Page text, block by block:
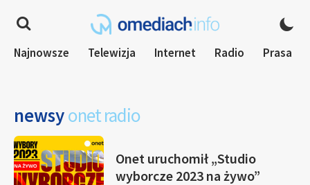
Najnowsze Telewizja Internet Radio Prasa
newsyonet radio
Onet uruchomił „Studio
wyborcze 2023 na żywo”